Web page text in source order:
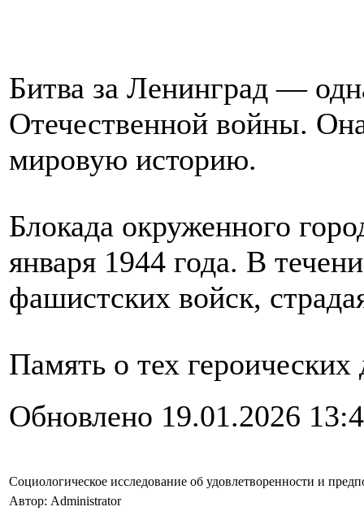
Битва за Ленинград —
Отечественной войны.
мировую историю.
Блокада окруженного
января 1944 года. В
фашистских войск,
Память о тех
Обновлено 19.01.2026
Социологическое исследование об удовлетворенности и
Автор: Administrator